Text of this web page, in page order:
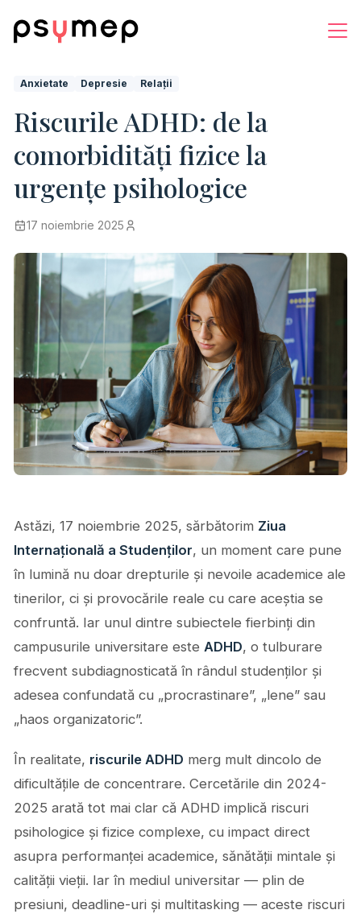
Anxietate Depresie Relații
Riscurile ADHD: de la
comorbidități fizice la
urgențe psihologice
17 noiembrie 2025
Astăzi, 17 noiembrie 2025, sărbătorim Ziua
Internațională a Studenților, un moment care pune
în lumină nu doar drepturile și nevoile academice ale
tinerilor, ci și provocările reale cu care aceștia se
confruntă. Iar unul dintre subiectele fierbinți din
campusurile universitare este ADHD, o tulburare
frecvent subdiagnosticată în rândul studenților și
adesea confundată cu „procrastinare”, „lene” sau
„haos organizatoric”.
În realitate, riscurile ADHD merg mult dincolo de
dificultățile de concentrare. Cercetările din 2024-
2025 arată tot mai clar că ADHD implică riscuri
psihologice și fizice complexe, cu impact direct
asupra performanței academice, sănătății mintale și
calității vieții. Iar în mediul universitar — plin de
presiuni, deadline-uri și multitasking — aceste riscuri